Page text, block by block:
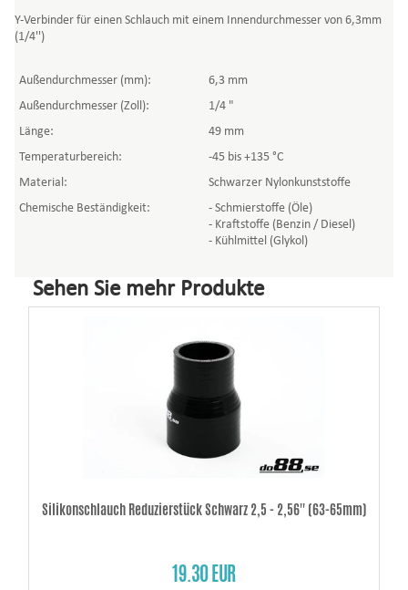
Y-Verbinder für einen Schlauch mit einem Innendurchmesser von 6,3mm
(1/4'')
Außendurchmesser (mm):
6,3 mm
Außendurchmesser (Zoll):
1/4 "
Länge:
49 mm
Temperaturbereich:
-45 bis +135 °C
Material:
Schwarzer Nylonkunststoffe
Chemische Beständigkeit:
- Schmierstoffe (Öle)
- Kraftstoffe (Benzin / Diesel)
- Kühlmittel (Glykol)
Sehen Sie mehr Produkte
Silikonschlauch Reduzierstück Schwarz 2,5 - 2,56'' (63-65mm)
19.30 EUR